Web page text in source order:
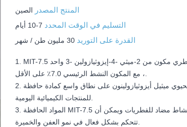
المنتج المصدر الصين
التسليم في الوقت المحدد 7-10 أيام
القدرة على التوريد 30 مليون طن / شهر
1. MIT-7.5 عبارة عن تركيبة مبيد فطري مكون من 2-ميثي -4-إيزوثيازولين -3 واحد
، مع المكون النشط الرئيسي 7.0٪ على الأقل.
2. يستخدم المبيد الحيوي ميثيل أيزوثيازولينون على نطاق واسع كمادة حافظة
للمنتجات الكيميائية اليومية.
3. المواد الحافظة MIT-7.5 كتأثير تآزري مركب لها نشاط مضاد للفطريات ويمكن أن
تتحكم بشكل فعال في نمو العفن والخميرة.